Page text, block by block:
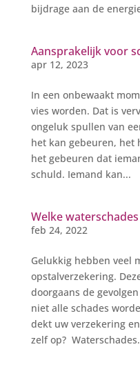
bijdrage aan de
Aansprakelijk voor
apr 12, 2023
In een onbewaakt
vies worden. Dat is
ongeluk spullen van
het kan gebeuren, het
het gebeuren dat
schuld. Iemand kan...
Welke
feb 24, 2022
Gelukkig hebben veel
opstalverzekering.
doorgaans de
niet alle schades
dekt uw verzekering
zelf op?